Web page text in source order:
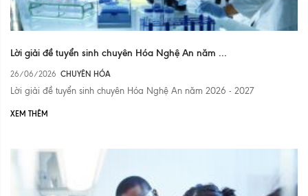
Lời giải đề tuyển sinh chuyên Hóa Nghệ An năm ...
26/06/2026 CHUYÊN HÓA
Lời giải đề tuyển sinh chuyên Hóa Nghệ An năm 2026 - 2027
XEM THÊM